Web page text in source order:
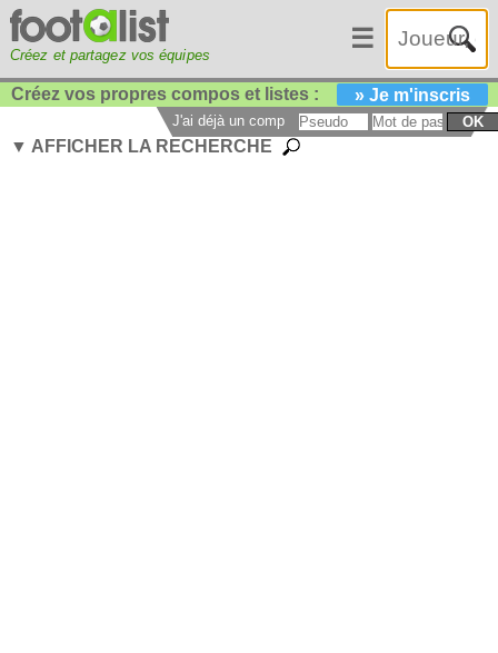
Créez et partagez vos équipes
☰
Créez vos propres compos et listes : » Je m'inscris
J'ai déjà un compte : OK
▼ AFFICHER LA RECHERCHE